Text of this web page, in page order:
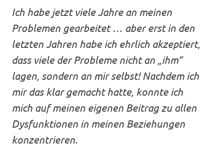
Ich habe jetzt viele Jahre an meinen
Problemen gearbeitet … aber erst in den
letzten Jahren habe ich ehrlich akzeptiert,
dass viele der Probleme nicht an „ihm“
lagen, sondern an mir selbst! Nachdem ich
mir das klar gemacht hatte, konnte ich
mich auf meinen eigenen Beitrag zu allen
Dysfunktionen in meinen Beziehungen
konzentrieren.